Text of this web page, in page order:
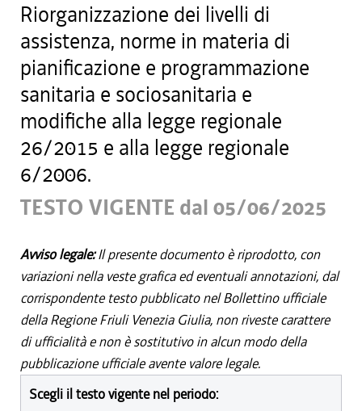
Riorganizzazione dei livelli di
assistenza, norme in materia di
pianificazione e programmazione
sanitaria e sociosanitaria e
modifiche alla legge regionale
26/2015 e alla legge regionale
6/2006.
TESTO VIGENTE dal 05/06/2025
Avviso legale:Il presente documento è riprodotto, con
variazioni nella veste grafica ed eventuali annotazioni, dal
corrispondente testo pubblicato nel Bollettino ufficiale
della Regione Friuli Venezia Giulia, non riveste carattere
di ufficialità e non è sostitutivo in alcun modo della
pubblicazione ufficiale avente valore legale.
Scegli il testo vigente nel periodo: